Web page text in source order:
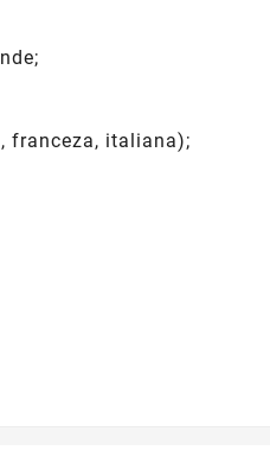
franceza, italiana);